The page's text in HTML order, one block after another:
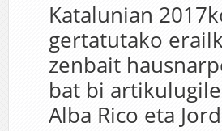
Katalunian
gertatutako
zenbait
bat bi
Alba Rico eta